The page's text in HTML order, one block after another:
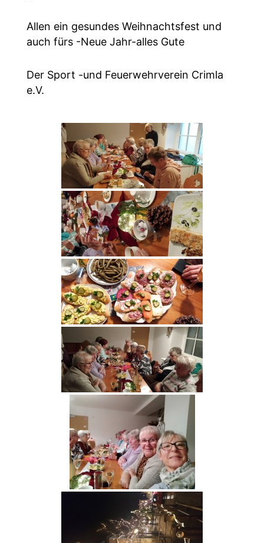
Allen ein gesundes Weihnachtsfest und
auch fürs -Neue Jahr-alles Gute
Der Sport -und Feuerwehrverein Crimla
e.V.